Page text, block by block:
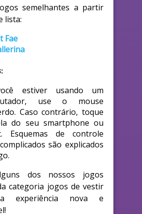
semelhantes a partir
lista:
Fae
estiver usando um
use o mouse
Caso contrário, toque
do seu smartphone ou
Esquemas de controle
são explicados
dos nossos jogos
categoria jogos de vestir
experiência nova e